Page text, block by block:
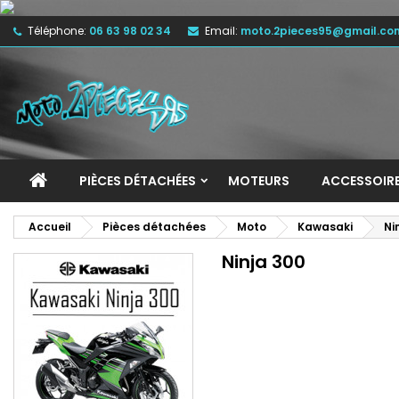
Téléphone: 06 63 98 02 34 Email:
PIÈCES DÉTACHÉES MOTEURS
Accueil Pièces détachées Moto Kawasaki
Ninja 300